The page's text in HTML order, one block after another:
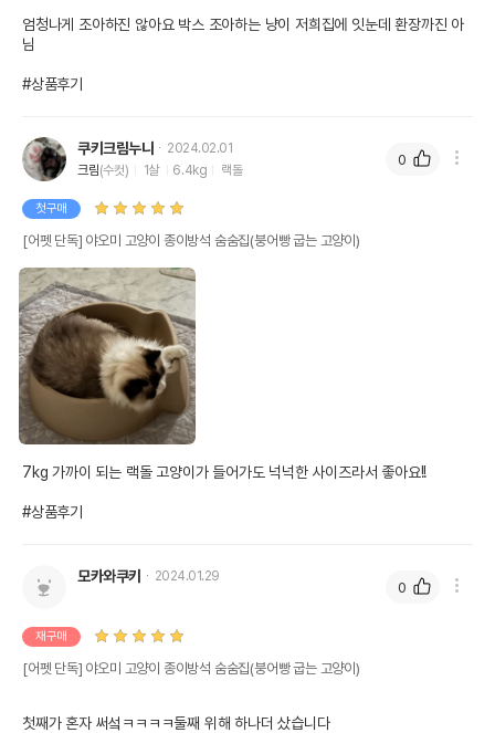
엄청나게 조아하진 않아요 박스 조아하는 냥이 저희집에 잇눈데 환장까진 아
님
#상품후기
쿠키크림누나
2024.02.01
크림(수컷) 1살 6.4kg 랙돌
첫구매
[어펫 단독] 야오미 고양이 종이방석 숨숨집(붕어빵 굽는 고양이)
7kg 가까이 되는 랙돌 고양이가 들어가도 넉넉한 사이즈라서 좋아요!!
#상품후기
0
모카와쿠키 2024.01.29
재구매
[어펫 단독] 야오미 고양이 종이방석 숨숨집(붕어빵 굽는 고양이)
첫째가 혼자 써섴ㅋㅋㅋㅋ둘째 위해 하나더 샀습니다
0